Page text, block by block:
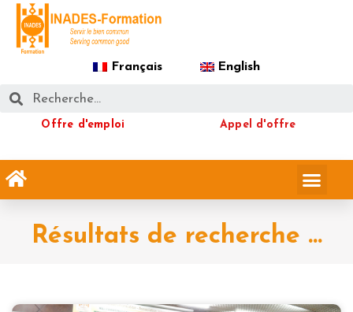
Français English
Offre d'emploi Appel d'offre
Résultats de recherche ...